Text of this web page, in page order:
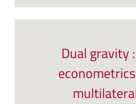
Dual gravity